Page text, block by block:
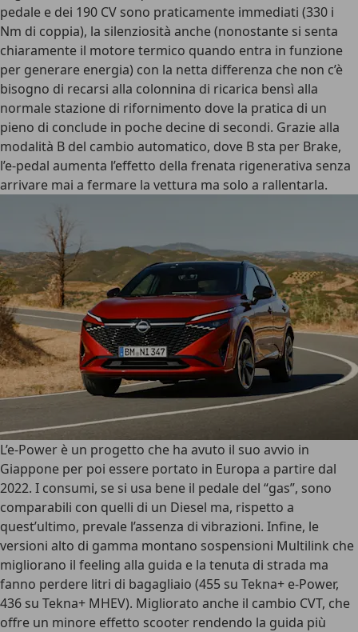
pedale e dei 190 CV sono praticamente immediati (330 i
Nm di coppia), la silenziosità anche (nonostante si senta
chiaramente il motore termico quando entra in funzione
per generare energia) con la netta differenza che non c’è
bisogno di recarsi alla colonnina di ricarica bensì alla
normale stazione di rifornimento dove la pratica di un
pieno di conclude in poche decine di secondi. Grazie alla
modalità B del cambio automatico, dove B sta per Brake,
l’e-pedal aumenta l’effetto della frenata rigenerativa senza
arrivare mai a fermare la vettura ma solo a rallentarla.
L’e-Power è un progetto che ha avuto il suo avvio in
Giappone per poi essere portato in Europa a partire dal
2022. I consumi, se si usa bene il pedale del “gas”, sono
comparabili con quelli di un Diesel ma, rispetto a
quest’ultimo, prevale l’assenza di vibrazioni. Infine, le
versioni alto di gamma montano sospensioni Multilink che
migliorano il feeling alla guida e la tenuta di strada ma
fanno perdere litri di bagagliaio (455 su Tekna+ e-Power,
436 su Tekna+ MHEV). Migliorato anche il cambio CVT, che
offre un minore effetto scooter rendendo la guida più